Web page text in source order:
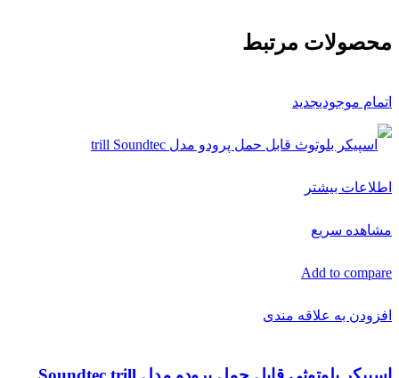
محصولات مرتبط
اتمام موجودیجدید
اطلاعات بیشتر
مشاهده سریع
Add to compare
افزودن به علاقه مندی